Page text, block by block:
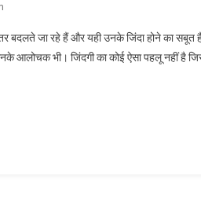
बदलते जा रहे हैं और यही उनके जिंदा होने का सबूत
आलोचक भी। जिंदगी का कोई ऐसा पहलू नहीं है